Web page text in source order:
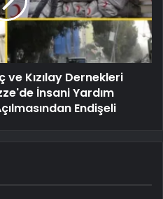
ve Kızılay Dernekleri
İnsani Yardım
Endişeli